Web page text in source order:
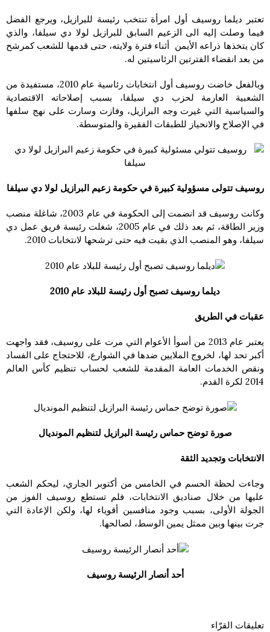
تعتبر ديلما روسيف أول امرأة تنتخب رئيسة للبرازيل، ويرجع الفضل
فيما وصلت إليه الى الزعيم السابق للبرازيل لولا دي سيلفا، والذي
كان يتخذها ذراعه الأيمن أثناء فترة ولايته، حتى قدمها للشعب كمرشح
من بعد انقضاء الفترتين الرئاسيتين له.
وبالفعل خاضت روسيف أول انتخابات رئاسية عام 2010، مستفيدة من
الشعبية العارمة لحزب دي سيلفا، بسبب إصلاحاته الاقتصادية
والسياسية التي غيرت وجه البرازيل، وفازت وسارت على نهج سلفها
في الإصلاح والانحياز للطبقات الفقيرة والمتوسطة.
روسيف تتولى مسؤولية كبيرة في حكومة زعيم البرازيل لولا دي سيلفا
وكانت روسيف قد انضمت إلى الحكومة في عام 2003، شاغلة منصب
وزير الطاقة، ثم بعد ذلك في عام 2005، شغلت رئيسة فريق عمل دي
سيلفا، وهو المنصب الذي بقيت فيه حتى ترشحها لانتخابات 2010.
ديلما روسيف تصبح أول رئيسة للبلاد عام 2010
عقبات في الطريق
يعتبر عام 2013 من أسوأ الأعوام التي مرت على روسيف، فقد واجهت
أكبر تحد لها، لخروج الملايين ضدها في الشوارع، للاحتجاج على الفساد
ونقص الخدمات العامة المقدمة للشعب لحساب تنظيم كأس العالم
2014 لكرة القدم.
صورة توضح حماس رئيسة البرازيل لتنظيم المونديال
الانتخابات وتجديد الثقة
وجاءت لحظة الحسم في الخامس من أكتوبر الجاري، ليحكم الشعب
عليها من خلال صناديق الانتخابات، فلم تستطع روسيف الفوز من
الجولة الأولى، بسبب وجود منافسين أقوياء لها، ولكن الإعادة التي
جرت بينها وبين ممثل يمين الوسط، لصالحها.
أحد أنصار الرئيسة روسيف
تعليقات القرّاء